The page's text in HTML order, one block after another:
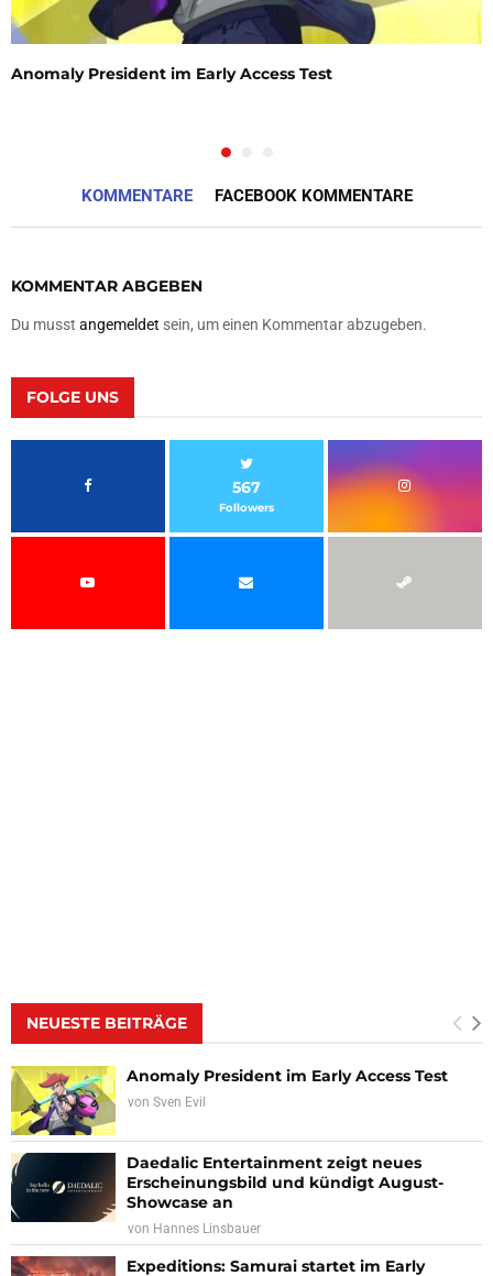
Anomaly President im Early Access Test
KOMMENTARE FACEBOOK KOMMENTARE
KOMMENTAR ABGEBEN
Du musst angemeldet sein, um einen Kommentar abzugeben.
FOLGE UNS
567
Followers
NEUESTE BEITRÄGE
Anomaly President im Early Access Test
von Sven Evil
Daedalic Entertainment zeigt neues
Erscheinungsbild und kündigt August-
Showcase an
von Hannes Linsbauer
Expeditions: Samurai startet im Early